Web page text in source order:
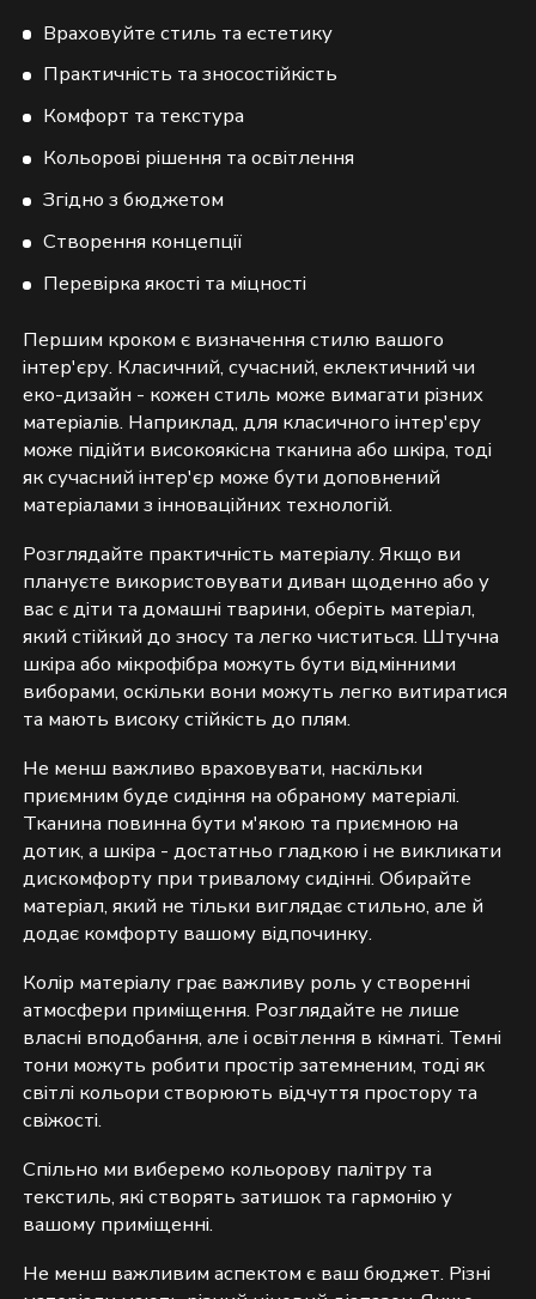
Враховуйте стиль та естетику
Практичність та зносостійкість
Комфорт та текстура
Кольорові рішення та освітлення
Згідно з бюджетом
Створення концепції
Перевірка якості та міцності
Першим кроком є визначення стилю вашого
інтер'єру. Класичний, сучасний, еклектичний чи
еко-дизайн - кожен стиль може вимагати різних
матеріалів. Наприклад, для класичного інтер'єру
може підійти високоякісна тканина або шкіра, тоді
як сучасний інтер'єр може бути доповнений
матеріалами з інноваційних технологій.
Розглядайте практичність матеріалу. Якщо ви
плануєте використовувати диван щоденно або у
вас є діти та домашні тварини, оберіть матеріал,
який стійкий до зносу та легко чиститься. Штучна
шкіра або мікрофібра можуть бути відмінними
виборами, оскільки вони можуть легко витиратися
та мають високу стійкість до плям.
Не менш важливо враховувати, наскільки
приємним буде сидіння на обраному матеріалі.
Тканина повинна бути м'якою та приємною на
дотик, а шкіра - достатньо гладкою і не викликати
дискомфорту при тривалому сидінні. Обирайте
матеріал, який не тільки виглядає стильно, але й
додає комфорту вашому відпочинку.
Колір матеріалу грає важливу роль у створенні
атмосфери приміщення. Розглядайте не лише
власні вподобання, але і освітлення в кімнаті. Темні
тони можуть робити простір затемненим, тоді як
світлі кольори створюють відчуття простору та
свіжості.
Спільно ми виберемо кольорову палітру та
текстиль, які створять затишок та гармонію у
вашому приміщенні.
Не менш важливим аспектом є ваш бюджет. Різні